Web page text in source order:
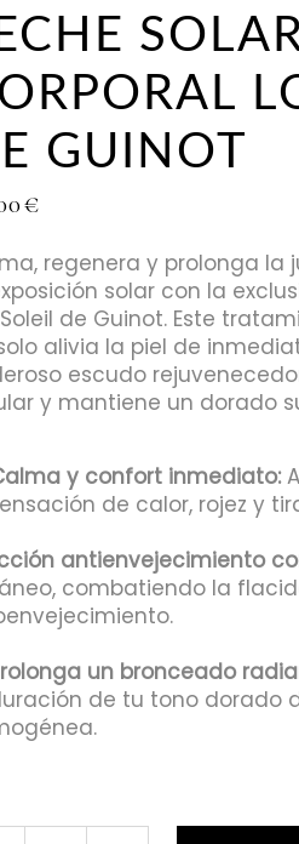
GUINOT
€
regenera y prolonga la
solar con la
de Guinot. Este
alivia la piel de
escudo
y mantiene un dorado
y confort inmediato:
de calor, rojez y
antienvejecimiento
combatiendo la
un bronceado
de tu tono dorado